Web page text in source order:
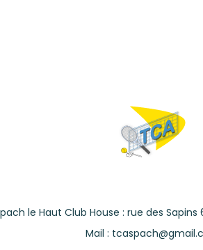
le Haut Club House : rue des
Mail :